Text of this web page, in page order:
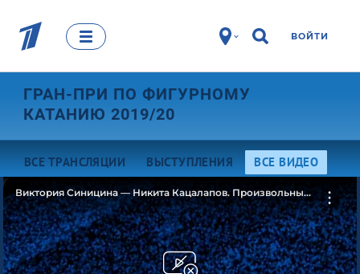
ВОЙТИ
ГРАН-ПРИ ПО ФИГУРНОМУ
КАТАНИЮ 2019/20
ВСЕ ТРАНСЛЯЦИИ ВЫСТУПЛЕНИЯ ВСЕ ВИДЕО
Виктория Синицина — Никита Кацалапов. Произвольный
танец. Танцы. За кадром. Rostelecom Cup. Гран-при
по фигурному катанию 2019/20